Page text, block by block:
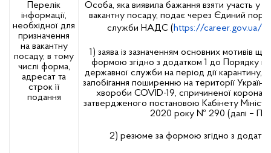
Перелік
інформації,
необхідної для
призначення
на вакантну
посаду, в тому
числі форма,
адресат та
строк її
подання
Особа, яка виявила бажання взяти участь у
вакантну посаду, подає через Єдиний
служби НАДС ( https://career.gov.ua/
1) заява із зазначенням основних мотивів
формою згідно з додатком 1 до Порядку
державної служби на період дії карантину,
запобігання поширенню на території
хвороби COVID-19, спричиненої
затвердженого постановою Кабінету
2020 року № 290 (далі –
2) резюме за формою згідно з